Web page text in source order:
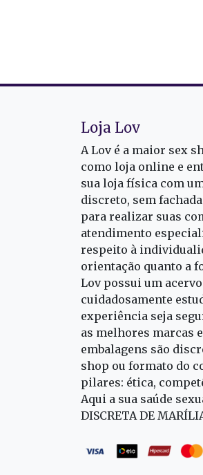
Loja Lov
A Lov é a maior sex
como loja online e
sua loja física com
discreto, sem
para realizar suas
atendimento
respeito à
orientação quanto a
Lov possui um
cuidadosamente
experiência seja
as melhores marcas
embalagens são
shop ou formato do
pilares: ética,
Aqui a sua saúde
DISCRETA DE